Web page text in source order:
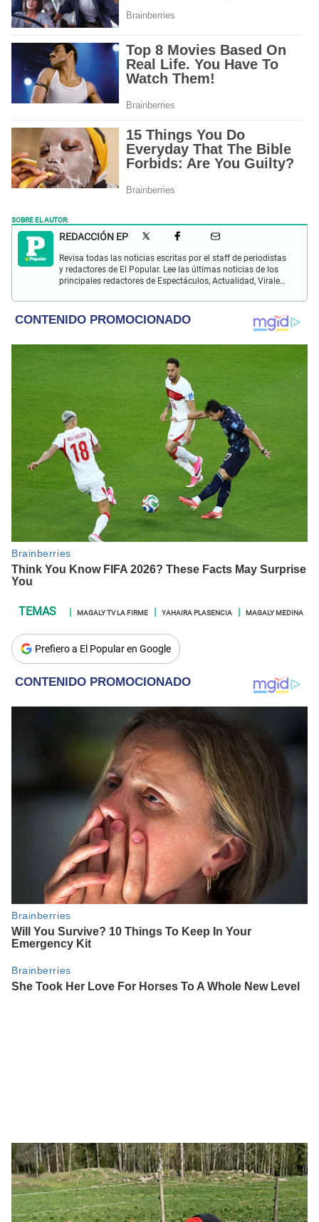
SOBRE EL AUTOR:
REDACCIÓN EP
Revisa todas las noticias escritas por el staff de periodistas
y redactores de El Popular. Lee las últimas noticias de los
principales redactores de Espectáculos, Actualidad, Virales,
MAGALY TV LA FIRME YAHAIRA PLASENCIA MAGALY MEDINA
Prefiero a El Popular en Google